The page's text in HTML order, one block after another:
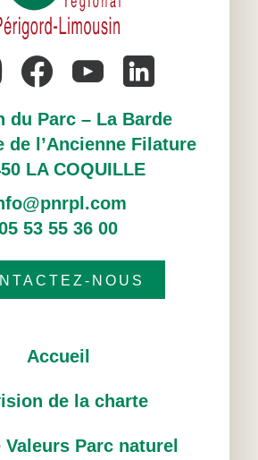
du Parc – La Barde
de l’Ancienne Filature
LA COQUILLE
53 55 36 00
NOUS
Accueil
de la charte
Valeurs Parc naturel